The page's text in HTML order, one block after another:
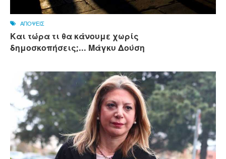
ΑΠΟΨΕΙΣ
Και τώρα τι θα κάνουμε χωρίς
δημοσκοπήσεις;... Μάγκυ Δούση